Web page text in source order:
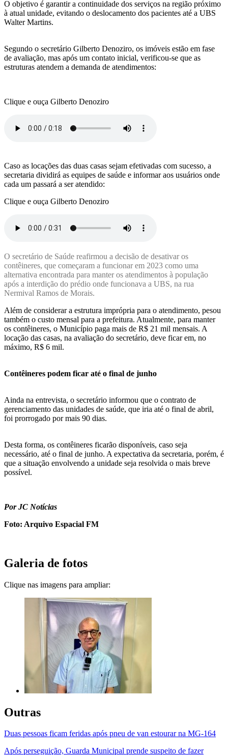
O objetivo é garantir a continuidade dos serviços na região próximo
à atual unidade, evitando o deslocamento dos pacientes até a UBS
Walter Martins.
Segundo o secretário Gilberto Denoziro, os imóveis estão em fase
de avaliação, mas após um contato inicial, verificou-se que as
estruturas atendem a demanda de atendimentos:
Clique e ouça Gilberto Denoziro
Caso as locações das duas casas sejam efetivadas com sucesso, a
secretaria dividirá as equipes de saúde e informar aos usuários onde
cada um passará a ser atendido:
Clique e ouça Gilberto Denoziro
O secretário de Saúde reafirmou a decisão de desativar os
contêineres, que começaram a funcionar em 2023 como uma
alternativa encontrada para manter os atendimentos à população
após a interdição do prédio onde funcionava a UBS, na rua
Nermival Ramos de Morais.
Além de considerar a estrutura imprópria para o atendimento, pesou
também o custo mensal para a prefeitura. Atualmente, para manter
os contêineres, o Município paga mais de R$ 21 mil mensais. A
locação das casas, na avaliação do secretário, deve ficar em, no
máximo, R$ 6 mil.
Contêineres podem ficar até o final de junho
Ainda na entrevista, o secretário informou que o contrato de
gerenciamento das unidades de saúde, que iria até o final de abril,
foi prorrogado por mais 90 dias.
Desta forma, os contêineres ficarão disponíveis, caso seja
necessário, até o final de junho. A expectativa da secretaria, porém, é
que a situação envolvendo a unidade seja resolvida o mais breve
possível.
Por JC Notícias
Foto: Arquivo Espacial FM
Galeria de fotos
Clique nas imagens para ampliar:
Outras
Duas pessoas ficam feridas após pneu de van estourar na MG-164
Após perseguição, Guarda Municipal prende suspeito de fazer